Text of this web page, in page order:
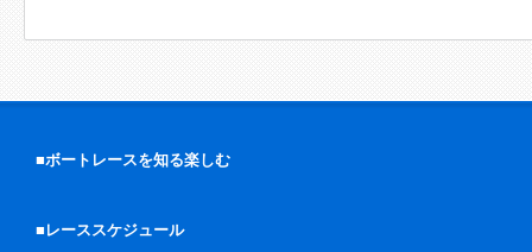
■ボートレースを知る楽しむ
■レーススケジュール